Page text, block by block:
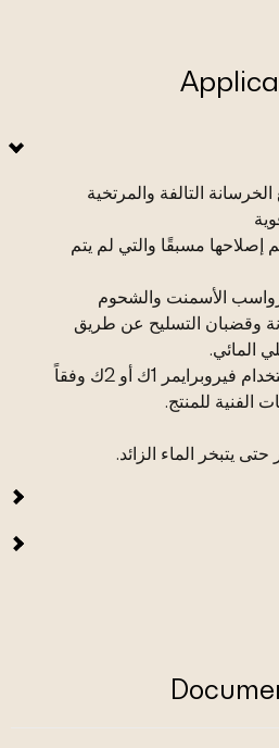
التالفة والمرتخية
إصلاحها مسبقًا والتي لم يتم
ورواسب الأسمنت والشحوم
وقضبان التسليح عن طريق
المائي.
· معالجة قضبان التسليح باستخدام فيروبرايمر 1ك أو 2ك وفقاً
الفنية للمنتج.
يتبخر الماء الزائد.